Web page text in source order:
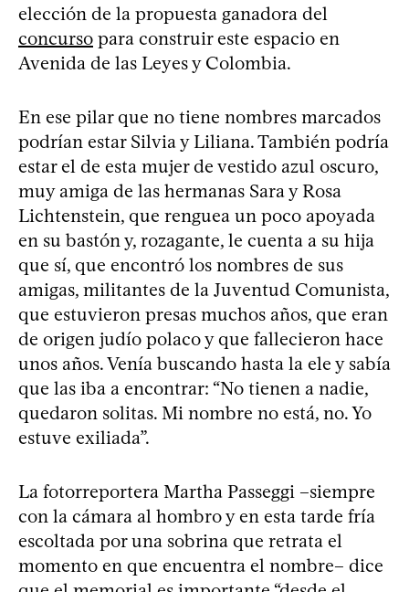
elección de la propuesta ganadora del
concurso para construir este espacio en
Avenida de las Leyes y Colombia.
En ese pilar que no tiene nombres marcados
podrían estar Silvia y Liliana. También podría
estar el de esta mujer de vestido azul oscuro,
muy amiga de las hermanas Sara y Rosa
Lichtenstein, que renguea un poco apoyada
en su bastón y, rozagante, le cuenta a su hija
que sí, que encontró los nombres de sus
amigas, militantes de la Juventud Comunista,
que estuvieron presas muchos años, que eran
de origen judío polaco y que fallecieron hace
unos años. Venía buscando hasta la ele y sabía
que las iba a encontrar: “No tienen a nadie,
quedaron solitas. Mi nombre no está, no. Yo
estuve exiliada”.
La fotorreportera Martha Passeggi –siempre
con la cámara al hombro y en esta tarde fría
escoltada por una sobrina que retrata el
momento en que encuentra el nombre– dice